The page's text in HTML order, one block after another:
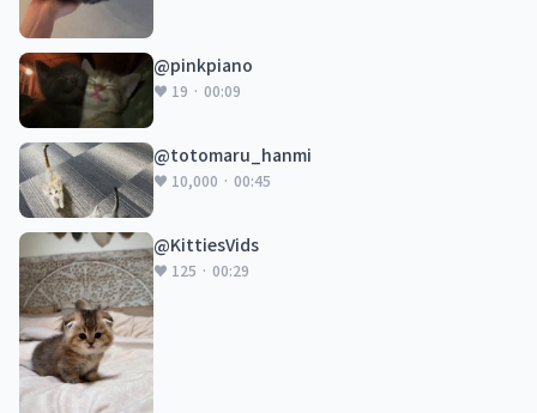
@pinkpiano
♥ 19 · 00:09
@totomaru_hanmi
♥ 10,000 · 00:45
@KittiesVids
♥ 125 · 00:29